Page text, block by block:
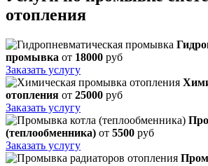
отопления
промывка от 18000 руб
Заказать услугу
отопления от 25000 руб
Заказать услугу
(теплообменника) от 5500 руб
Заказать услугу